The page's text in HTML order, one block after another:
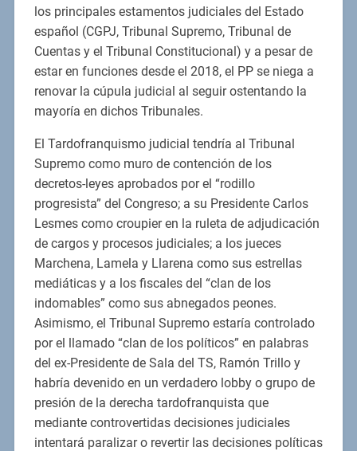
los principales estamentos judiciales del Estado
español (CGPJ, Tribunal Supremo, Tribunal de
Cuentas y el Tribunal Constitucional) y a pesar de
estar en funciones desde el 2018, el PP se niega a
renovar la cúpula judicial al seguir ostentando la
mayoría en dichos Tribunales.
El Tardofranquismo judicial tendría al Tribunal
Supremo como muro de contención de los
decretos-leyes aprobados por el “rodillo
progresista” del Congreso; a su Presidente Carlos
Lesmes como croupier en la ruleta de adjudicación
de cargos y procesos judiciales; a los jueces
Marchena, Lamela y Llarena como sus estrellas
mediáticas y a los fiscales del “clan de los
indomables” como sus abnegados peones.
Asimismo, el Tribunal Supremo estaría controlado
por el llamado “clan de los políticos” en palabras
del ex-Presidente de Sala del TS, Ramón Trillo y
habría devenido en un verdadero lobby o grupo de
presión de la derecha tardofranquista que
mediante controvertidas decisiones judiciales
intentará paralizar o revertir las decisiones políticas